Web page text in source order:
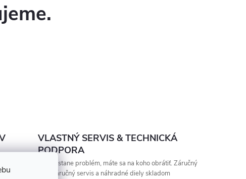
VLASTNÝ SERVIS & TECHNICKÁ
PODPORA
Keď nastane problém, máte sa na koho obrátiť. Záručný
aj pozáručný servis a náhradné diely skladom